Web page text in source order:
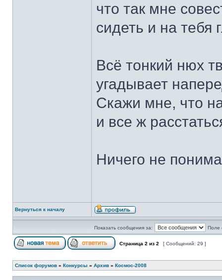
что так мне
сидеть и на тебя
Всё тонкий нюх
угадывает
Скажи мне, что
и все ж
Ничего не
Вернуться к началу
Показать сообщения за: Поле
Страница 2 из 2 [ Сообщений: 29 ]
Список форумов » Конкурсы » Архив » Космос-2008